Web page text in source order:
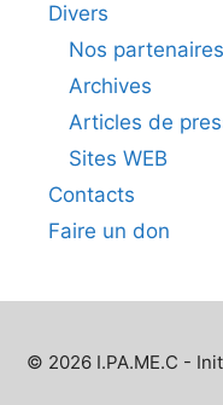
Divers
Nos partenaires
Archives
Articles de
Sites WEB
Contacts
Faire un don
© 2026 I.PA.ME.C -